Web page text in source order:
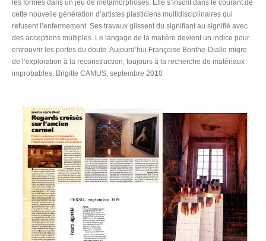
les formes dans un jeu de métamorphoses. Elle s’inscrit dans le courant de
cette nouvelle génération d’artistes plasticiens multidisciplinaires qui
refusent l’enfermement. Ses travaux glissent du signifiant au signifié avec
des acceptions multiples. Le langage de la matière devient un indice pour
entrouvrir les portes du doute. Aujourd’hui Françoise Bonthe-Diallo migre
de l’exploration à la reconstruction, toujours à la recherche de matériaux
improbables. Brigitte CAMUS, septembre 2010